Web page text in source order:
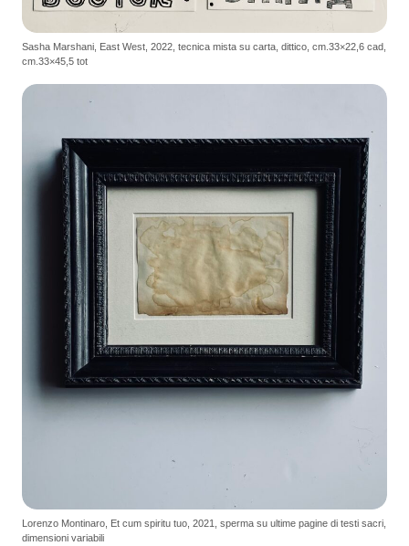
Sasha Marshani, East West, 2022, tecnica mista su carta, dittico, cm.33×22,6 cad,
cm.33×45,5 tot
Lorenzo Montinaro, Et cum spiritu tuo, 2021, sperma su ultime pagine di testi sacri,
dimensioni variabili